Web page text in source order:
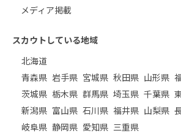
メディア掲載
スカウトしている地域
北海道
青森県 岩手県 宮城県 秋田県 山形県
茨城県 栃木県 群馬県 埼玉県 千葉県
新潟県 富山県 石川県 福井県 山梨県
岐阜県 静岡県 愛知県 三重県